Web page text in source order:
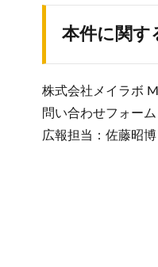
本件に関す
株式会社メイラボ
問い合わせフォーム
広報担当：佐藤昭博